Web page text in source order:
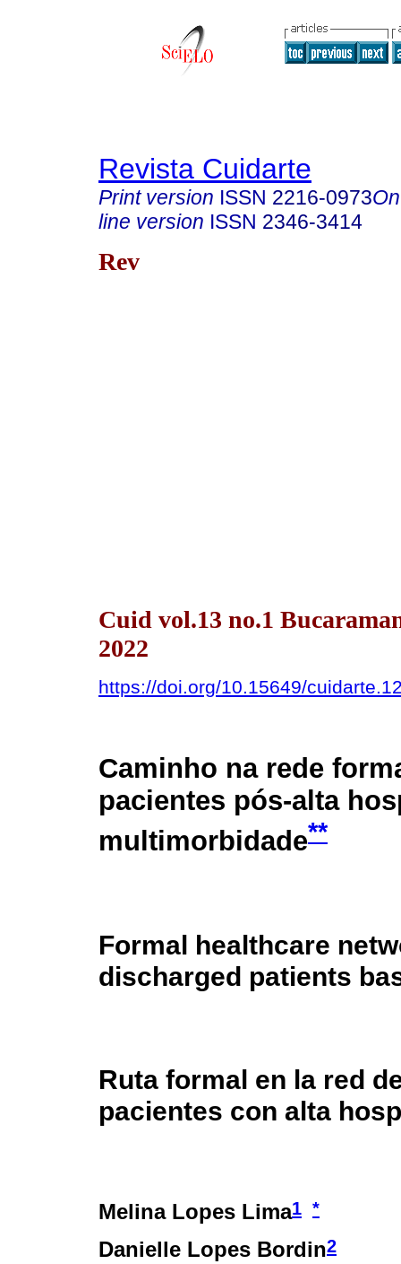
Revista Cuidarte
Print version ISSN 2216-0973
line version ISSN 2346-3414
Rev
Cuid vol.13 no.1
2022
https://doi.org/10.15649/
Caminho na rede
pacientes pós-alta
multimorbidade**
Formal healthcare
discharged patients
Ruta formal en la red
pacientes con alta
Melina Lopes Lima1 *
Danielle Lopes Bordin2